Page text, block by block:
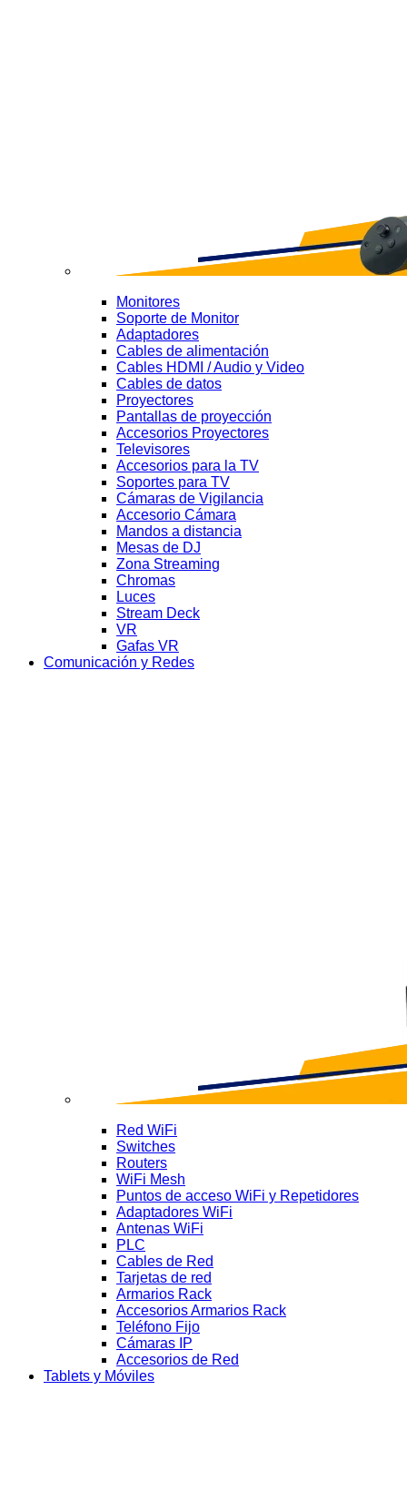
Monitores
Soporte de Monitor
Adaptadores
Cables de alimentación
Cables HDMI / Audio y Video
Cables de datos
Proyectores
Pantallas de proyección
Accesorios Proyectores
Televisores
Accesorios para la TV
Soportes para TV
Cámaras de Vigilancia
Accesorio Cámara
Mandos a distancia
Mesas de DJ
Zona Streaming
Chromas
Luces
Stream Deck
VR
Gafas VR
Comunicación y Redes
Red WiFi
Switches
Routers
WiFi Mesh
Puntos de acceso WiFi y Repetidores
Adaptadores WiFi
Antenas WiFi
PLC
Cables de Red
Tarjetas de red
Armarios Rack
Accesorios Armarios Rack
Teléfono Fijo
Cámaras IP
Accesorios de Red
Tablets y Móviles